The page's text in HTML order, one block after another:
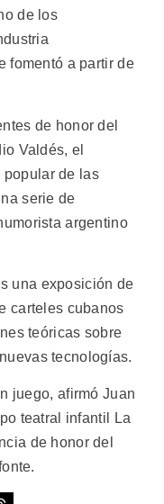
de los
fomentó a partir de
de honor del
Valdés, el
popular de las
serie de
argentino
una exposición de
carteles cubanos
teóricas sobre
tecnologías.
juego, afirmó Juan
teatral infantil La
de honor del